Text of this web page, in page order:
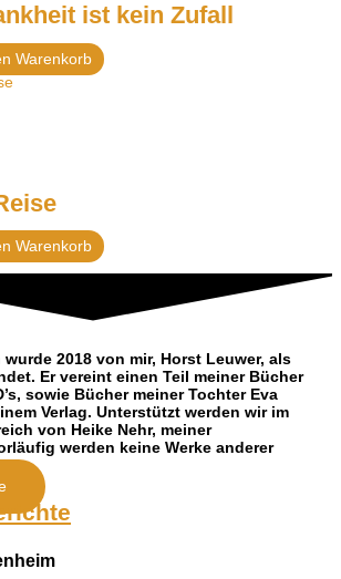
ist kein Zufall
Warenkorb
Warenkorb
wurde 2018 von mir, Horst Leuwer, als
Er vereint einen Teil meiner Bücher
sowie Bücher meiner Tochter Eva
Verlag. Unterstützt werden wir im
von Heike Nehr, meiner
werden keine Werke anderer